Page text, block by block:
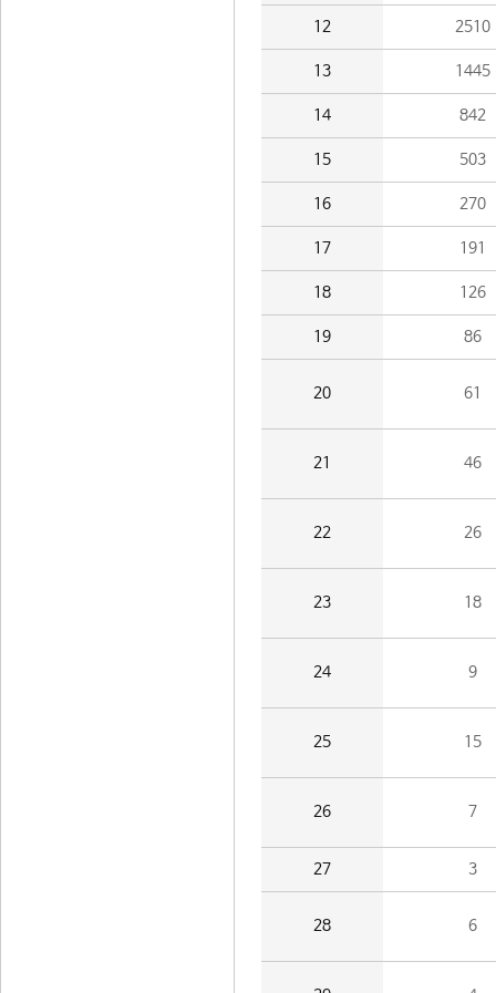
12 2510
13 1445
14 842
15 503
16 270
17 191
18 126
19 86
20 61
21 46
22 26
23 18
24 9
25 15
26 7
27 3
28 6